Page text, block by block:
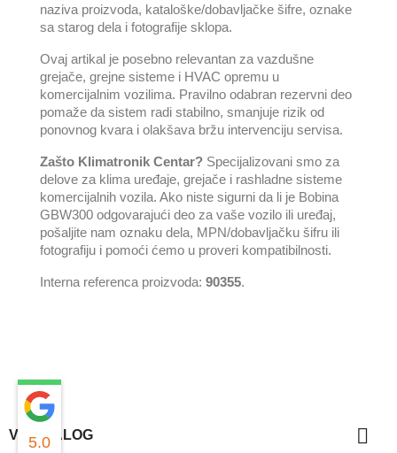
naziva proizvoda, kataloške/dobavljačke šifre, oznake
sa starog dela i fotografije sklopa.
Ovaj artikal je posebno relevantan za vazdušne
grejače, grejne sisteme i HVAC opremu u
komercijalnim vozilima. Pravilno odabran rezervni deo
pomaže da sistem radi stabilno, smanjuje rizik od
ponovnog kvara i olakšava bržu intervenciju servisa.
Zašto Klimatronik Centar? Specijalizovani smo za
delove za klima uređaje, grejače i rashladne sisteme
komercijalnih vozila. Ako niste sigurni da li je Bobina
GBW300 odgovarajući deo za vaše vozilo ili uređaj,
pošaljite nam oznaku dela, MPN/dobavljačku šifru ili
fotografiju i pomoći ćemo u proveri kompatibilnosti.
Interna referenca proizvoda: 90355.
VAŠ NALOG 
5.0